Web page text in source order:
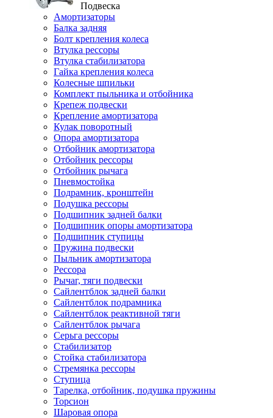
Подвеска
Амортизаторы
Балка задняя
Болт крепления колеса
Втулка рессоры
Втулка стабилизатора
Гайка крепления колеса
Колесные шпильки
Комплект пыльника и отбойника
Крепеж подвески
Крепление амортизатора
Кулак поворотный
Опора амортизатора
Отбойник амортизатора
Отбойник рессоры
Отбойник рычага
Пневмостойка
Подрамник, кронштейн
Подушка рессоры
Подшипник задней балки
Подшипник опоры амортизатора
Подшипник ступицы
Пружина подвески
Пыльник амортизатора
Рессора
Рычаг, тяги подвески
Сайлентблок задней балки
Сайлентблок подрамника
Сайлентблок реактивной тяги
Сайлентблок рычага
Серьга рессоры
Стабилизатор
Стойка стабилизатора
Стремянка рессоры
Ступица
Тарелка, отбойник, подушка пружины
Торсион
Шаровая опора